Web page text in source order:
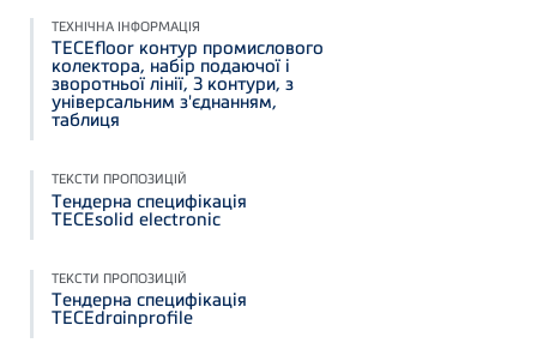
ТЕХНІЧНА ІНФОРМАЦІЯ
TECEfloor контур промислового
колектора, набір подаючої і
зворотньої лінії, 3 контури, з
універсальним з'єднанням,
таблиця
ТЕКСТИ ПРОПОЗИЦІЙ
Тендерна специфікація
TECEsolid electronic
ТЕКСТИ ПРОПОЗИЦІЙ
Тендерна специфікація
TECEdrainprofile